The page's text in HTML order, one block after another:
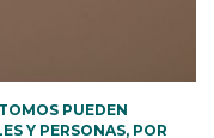
PUEDEN
Y PERSONAS, POR